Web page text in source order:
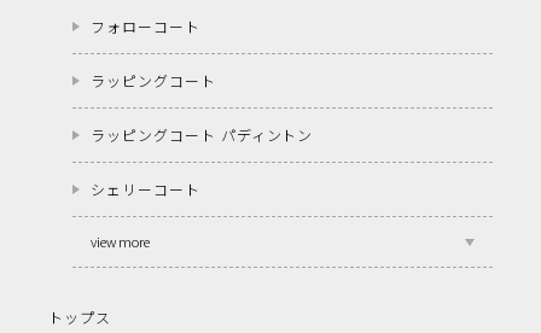
フォローコート
ラッピングコート
ラッピングコート パディントン
シェリーコート
view more
トップス